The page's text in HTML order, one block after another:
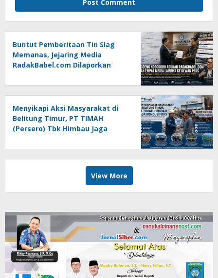
Buntut Pemberitaan Tin Slag
Memanas, Jejaring Media
RadakBabel.com Dilaporkan
Pers
Menyikapi Aksi Masyarakat di
Belitung Timur, PT TIMAH
(Persero) Tbk Himbau Jaga
View More